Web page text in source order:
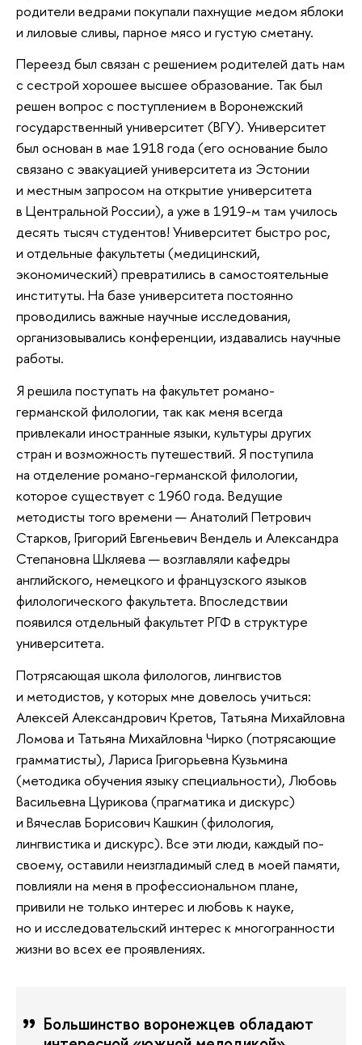
родители ведрами покупали пахнущие медом яблоки
и лиловые сливы, парное мясо и густую сметану.
Переезд был связан с решением родителей дать нам
с сестрой хорошее высшее образование. Так был
решен вопрос с поступлением в Воронежский
государственный университет (ВГУ). Университет
был основан в мае 1918 года (его основание было
связано с эвакуацией университета из Эстонии
и местным запросом на открытие университета
в Центральной России), а уже в 1919-м там училось
десять тысяч студентов! Университет быстро рос,
и отдельные факультеты (медицинский,
экономический) превратились в самостоятельные
институты. На базе университета постоянно
проводились важные научные исследования,
организовывались конференции, издавались научные
работы.
Я решила поступать на факультет романо-
германской филологии, так как меня всегда
привлекали иностранные языки, культуры других
стран и возможность путешествий. Я поступила
на отделение романо-германской филологии,
которое существует с 1960 года. Ведущие
методисты того времени — Анатолий Петрович
Старков, Григорий Евгеньевич Вендель и Александра
Степановна Шкляева — возглавляли кафедры
английского, немецкого и французского языков
филологического факультета. Впоследствии
появился отдельный факультет РГФ в структуре
университета.
Потрясающая школа филологов, лингвистов
и методистов, у которых мне довелось учиться:
Алексей Александрович Кретов, Татьяна Михайловна
Ломова и Татьяна Михайловна Чирко (потрясающие
грамматисты), Лариса Григорьевна Кузьмина
(методика обучения языку специальности), Любовь
Васильевна Цурикова (прагматика и дискурс)
и Вячеслав Борисович Кашкин (филология,
лингвистика и дискурс). Все эти люди, каждый по-
своему, оставили неизгладимый след в моей памяти,
повлияли на меня в профессиональном плане,
привили не только интерес и любовь к науке,
но и исследовательский интерес к многогранности
жизни во всех ее проявлениях.
Большинство воронежцев обладают